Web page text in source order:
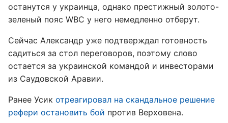
останутся у украинца, однако престижный золото-
зеленый пояс WBC у него немедленно отберут.
Сейчас Александр уже подтверждал готовность
садиться за стол переговоров, поэтому слово
остается за украинской командой и инвесторами
из Саудовской Аравии.
Ранее Усик отреагировал на скандальное решение
рефери остановить бой против Верховена.